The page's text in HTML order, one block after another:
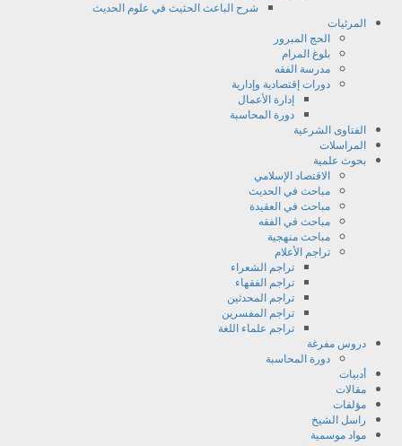
شرح الباعث الحثيث في علوم الحديث
المرئيات
الحج المبرور
بلوغ المرام
مدرسة الفقه
دورات إقتصادية وإدارية
إدارة الأعمال
دورة المحاسبة
الفتاوى الشرعية
المراسلات
بحوث علمية
الاقتصاد الإسلامي
مباحث في الحديث
مباحث في العقيدة
مباحث في الفقه
مباحث منهجية
تراجم اﻷعلام
تراجم الشعراء
تراجم الفقهاء
تراجم المحدثين
تراجم المفسرين
تراجم علماء اللغة
دروس مفرغة
دورة المحاسبة
أدبيات
مقالات
مؤلفات
راسل الشيخ
مواد موسمية